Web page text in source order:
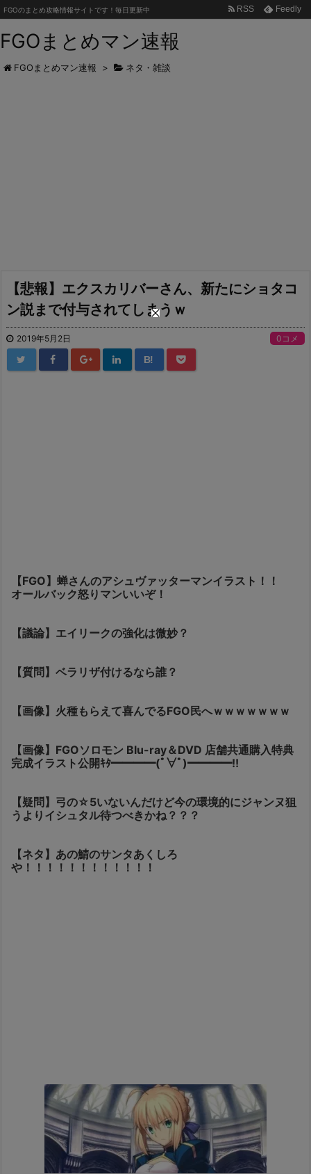
FGOまとめマン速報
FGOのまとめ攻略情報サイトです！毎日更新中 RSS Feedly
FGOまとめマン速報 > ネタ・雑談
【悲報】エクスカリバーさん、新たにショタコ
ン説まで付与されてしまうｗ
2019年5月2日 0コメ
B!
【FGO】蝉さんのアシュヴァッターマンイラスト！！
オールバック怒りマンいいぞ！
【議論】エイリークの強化は微妙？
【質問】ベラリザ付けるなら誰？
【画像】火種もらえて喜んでるFGO民へｗｗｗｗｗｗｗ
【画像】FGOソロモン Blu-ray＆DVD 店舗共通購入特典
完成イラスト公開ｷﾀ━━━━(ﾟ∀ﾟ)━━━━!!
【疑問】弓の☆5いないんだけど今の環境的にジャンヌ狙
うよりイシュタル待つべきかね？？？
【ネタ】あの鯖のサンタあくしろ
や！！！！！！！！！！！！